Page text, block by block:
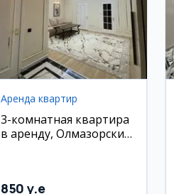
Аренда квартир
3-комнатная квартира
в аренду, Олмазорский
850 y.e